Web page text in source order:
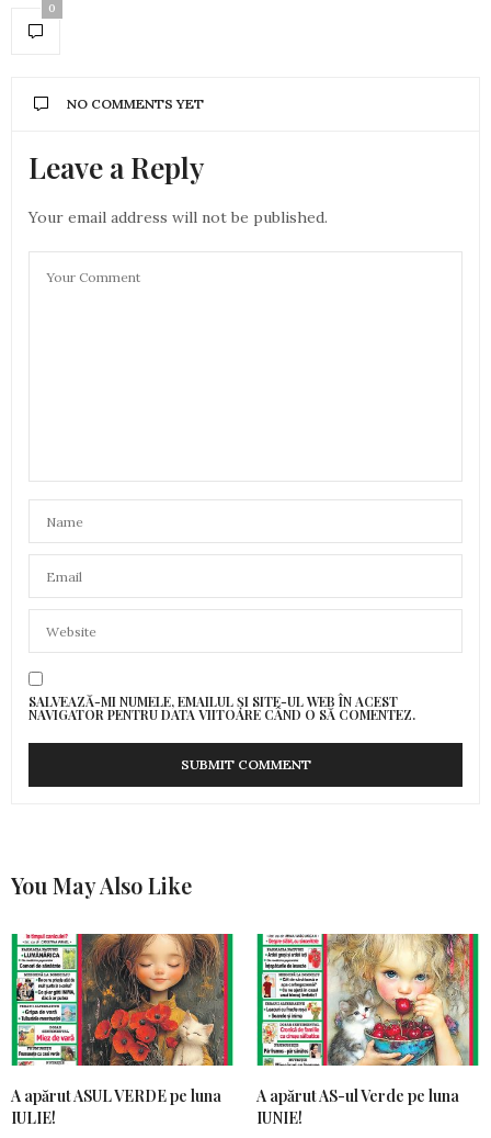
0
NO COMMENTS YET
Leave a Reply
Your email address will not be published.
SALVEAZĂ-MI NUMELE, EMAILUL ȘI SITE-UL WEB ÎN ACEST
NAVIGATOR PENTRU DATA VIITOARE CÂND O SĂ COMENTEZ.
You May Also Like
A apărut ASUL VERDE pe luna
IULIE!
A apărut AS-ul Verde pe luna
IUNIE!